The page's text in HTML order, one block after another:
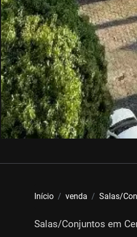
Início venda Salas/
Salas/Conjuntos em